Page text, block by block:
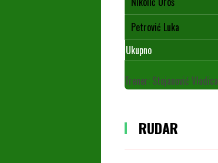
Petrović Luka
Ukupno
Trener: Stojanović Vladica
RUDAR